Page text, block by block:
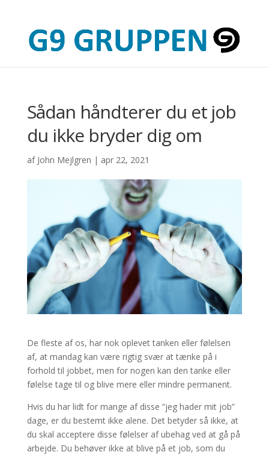
Sådan håndterer du et job
du ikke bryder dig om
af John Mejlgren | apr 22, 2021
De fleste af os, har nok oplevet tanken eller følelsen
af, at mandag kan være rigtig svær at tænke på i
forhold til jobbet, men for nogen kan den tanke eller
følelse tage til og blive mere eller mindre permanent.
Hvis du har lidt for mange af disse “jeg hader mit job”
dage, er du bestemt ikke alene. Det betyder så ikke, at
du skal acceptere disse følelser af ubehag ved at gå på
arbejde. Du behøver ikke at blive på et job, som du